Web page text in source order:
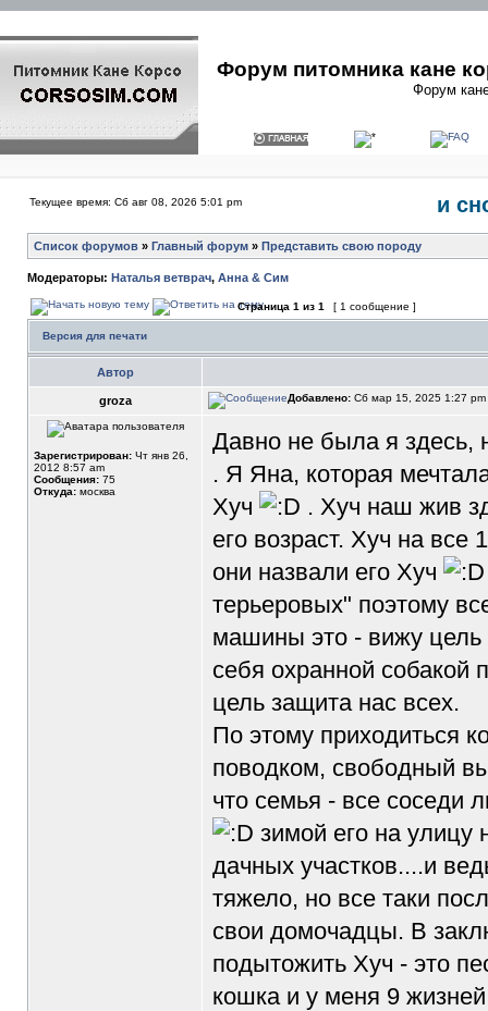
Форум питомника кане
Форум
Текущее время: Сб авг 08, 2026 5:01 pm и
Список форумов » Главный форум » Представить свою породу
Модераторы: Наталья ветврач, Анна & Сим
Страница 1 из 1 [ 1 сообщение ]
Версия для печати
Автор
groza Добавлено: Сб мар 15, 2025 1:27 pm
Зарегистрирован: Чт янв 26,
2012 8:57 am
Сообщения: 75
Откуда: москва
Давно не была я здесь,
. Я Яна, которая
Хуч
. Хуч наш жив
его возраст. Хуч на все
они назвали его Хуч
терьеровых" поэтому
машины это - вижу цель
себя охранной
цель защита нас всех.
По этому приходиться
поводком, свободный
что семья - все соседи
зимой его на улицу
дачных участков....и
тяжело, но все таки
свои домочадцы. В
подытожить Хуч - это
кошка и у меня 9